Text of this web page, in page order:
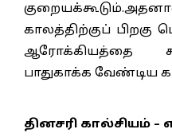
காலத்திற்குப் பிறகு
ஆரோக்கியத்தை
பாதுகாக்க வேண்டிய
தினசரி கால்சியம் –